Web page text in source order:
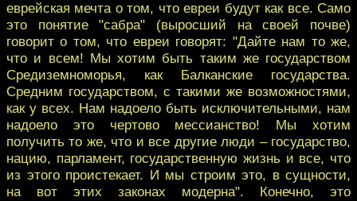
еврейская мечта о том, что евреи будут как все. Само
это понятие "сабра" (выросший на своей почве)
говорит о том, что евреи говорят: "Дайте нам то же,
что и всем! Мы хотим быть таким же государством
Средиземноморья, как Балканские государства.
Средним государством, с такими же возможностями,
как у всех. Нам надоело быть исключительными, нам
надоело это чертово мессианство! Мы хотим
получить то же, что и все другие люди – государство,
нацию, парламент, государственную жизнь и все, что
из этого проистекает. И мы строим это, в сущности,
на вот этих законах модерна". Конечно, это